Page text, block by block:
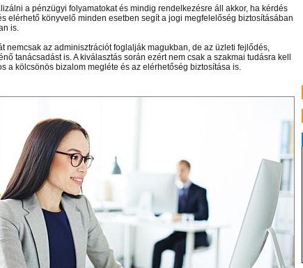
Látogasson el képtárunkba! Látogasson el képtárunkba! Látogasson el
a pénzügyi folyamatokat és mindig rendelkezésre áll akkor, ha kérdés
elérhető könyvelő minden esetben segít a jogi megfelelőség biztosításában
is.
nemcsak az adminisztrációt foglalják magukban, de az üzleti fejlődés,
tanácsadást is. A kiválasztás során ezért nem csak a szakmai tudásra kell
a kölcsönös bizalom megléte és az elérhetőség biztosítása is.